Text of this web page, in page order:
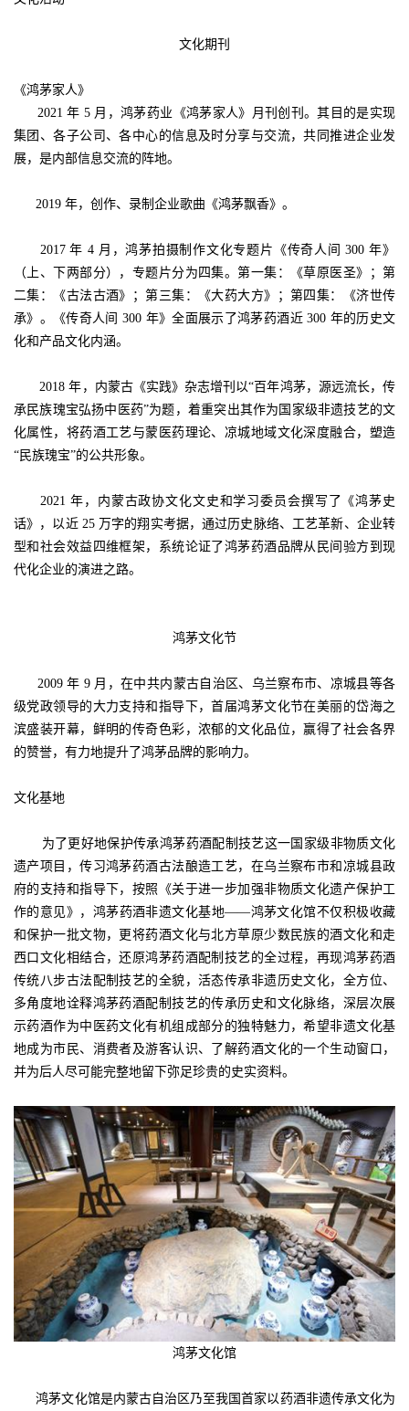
文化期刊
《鸿茅家人》
2021 年 5 月，鸿茅药业《鸿茅家人》月刊创刊。其目的是实现
集团、各子公司、各中心的信息及时分享与交流，共同推进企业发
展，是内部信息交流的阵地。
2019 年，创作、录制企业歌曲《鸿茅飘香》。
2017 年 4 月，鸿茅拍摄制作文化专题片《传奇人间 300 年》
（上、下两部分），专题片分为四集。第一集：《草原医圣》；第
二集：《古法古酒》；第三集：《大药大方》；第四集：《济世传
承》。《传奇人间 300 年》全面展示了鸿茅药酒近 300 年的历史文
化和产品文化内涵。
2018 年，内蒙古《实践》杂志增刊以“百年鸿茅，源远流长，传
承民族瑰宝弘扬中医药”为题，着重突出其作为国家级非遗技艺的文
化属性，将药酒工艺与蒙医药理论、凉城地域文化深度融合，塑造
“民族瑰宝”的公共形象。
2021 年，内蒙古政协文化文史和学习委员会撰写了《鸿茅史
话》，以近 25 万字的翔实考据，通过历史脉络、工艺革新、企业转
型和社会效益四维框架，系统论证了鸿茅药酒品牌从民间验方到现
代化企业的演进之路。
鸿茅文化节
2009 年 9 月，在中共内蒙古自治区、乌兰察布市、凉城县等各
级党政领导的大力支持和指导下，首届鸿茅文化节在美丽的岱海之
滨盛装开幕，鲜明的传奇色彩，浓郁的文化品位，赢得了社会各界
的赞誉，有力地提升了鸿茅品牌的影响力。
文化基地
为了更好地保护传承鸿茅药酒配制技艺这一国家级非物质文化
遗产项目，传习鸿茅药酒古法酿造工艺，在乌兰察布市和凉城县政
府的支持和指导下，按照《关于进一步加强非物质文化遗产保护工
作的意见》，鸿茅药酒非遗文化基地——鸿茅文化馆不仅积极收藏
和保护一批文物，更将药酒文化与北方草原少数民族的酒文化和走
西口文化相结合，还原鸿茅药酒配制技艺的全过程，再现鸿茅药酒
传统八步古法配制技艺的全貌，活态传承非遗历史文化，全方位、
多角度地诠释鸿茅药酒配制技艺的传承历史和文化脉络，深层次展
示药酒作为中医药文化有机组成部分的独特魅力，希望非遗文化基
地成为市民、消费者及游客认识、了解药酒文化的一个生动窗口，
并为后人尽可能完整地留下弥足珍贵的史实资料。
鸿茅文化馆
鸿茅文化馆是内蒙古自治区乃至我国首家以药酒非遗传承文化为